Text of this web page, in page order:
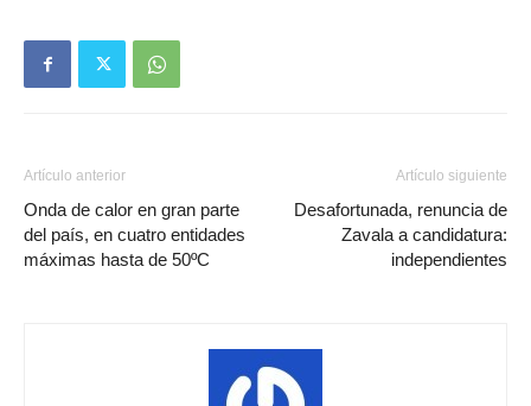
Artículo anterior
Onda de calor en gran parte
del país, en cuatro entidades
máximas hasta de 50ºC
Artículo siguiente
Desafortunada, renuncia de
Zavala a candidatura:
independientes